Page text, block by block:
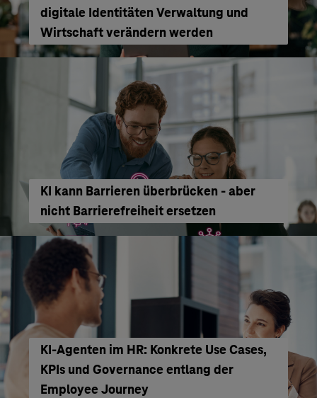
digitale Identitäten Verwaltung und
Wirtschaft verändern werden
KI kann Barrieren überbrücken - aber
nicht Barrierefreiheit ersetzen
KI‑Agenten im HR: Konkrete Use Cases,
KPIs und Governance entlang der
Employee Journey